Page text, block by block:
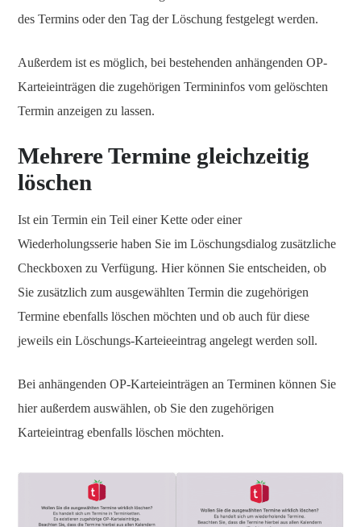
des Termins oder den Tag der Löschung festgelegt werden.
Außerdem ist es möglich, bei bestehenden anhängenden OP-
Karteieinträgen die zugehörigen Termininfos vom gelöschten
Termin anzeigen zu lassen.
Mehrere Termine gleichzeitig
löschen
Ist ein Termin ein Teil einer Kette oder einer
Wiederholungsserie haben Sie im Löschungsdialog zusätzliche
Checkboxen zu Verfügung. Hier können Sie entscheiden, ob
Sie zusätzlich zum ausgewählten Termin die zugehörigen
Termine ebenfalls löschen möchten und ob auch für diese
jeweils ein Löschungs-Karteieeintrag angelegt werden soll.
Bei anhängenden OP-Karteieinträgen an Terminen können Sie
hier außerdem auswählen, ob Sie den zugehörigen
Karteieintrag ebenfalls löschen möchten.